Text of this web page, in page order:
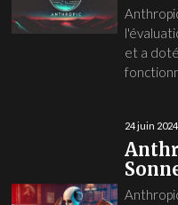
et a
24 juin 2024